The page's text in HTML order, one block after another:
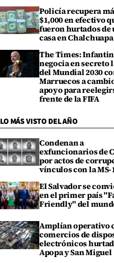
Policía recupera
$1,000 en efectivo
fueron hurtados de
casa en Chalchuapa
The Times:
negocia en secreto
del Mundial 2030
Marruecos a
apoyo para
frente de la FIFA
LO MÁS VISTO DEL AÑO
Condenan a
exfuncionarios de
por actos de
vínculos con la MS-
El Salvador se
en el primer país
Friendly" del
Amplían operativo
comercios de
electrónicos
Apopa y San Miguel